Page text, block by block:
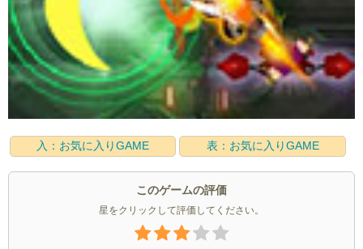
入：お気に入りGAME 表：お気に入りGAME
このゲームの評価
星をクリックして評価してください。